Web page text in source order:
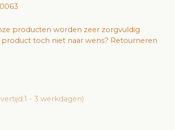
producten worden zeer zorgvuldig
product toch niet naar wens? Retourneren
- 3 werkdagen)